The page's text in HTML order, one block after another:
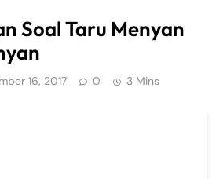
Soal Taru Menyan
16, 2017 0 3 Mins